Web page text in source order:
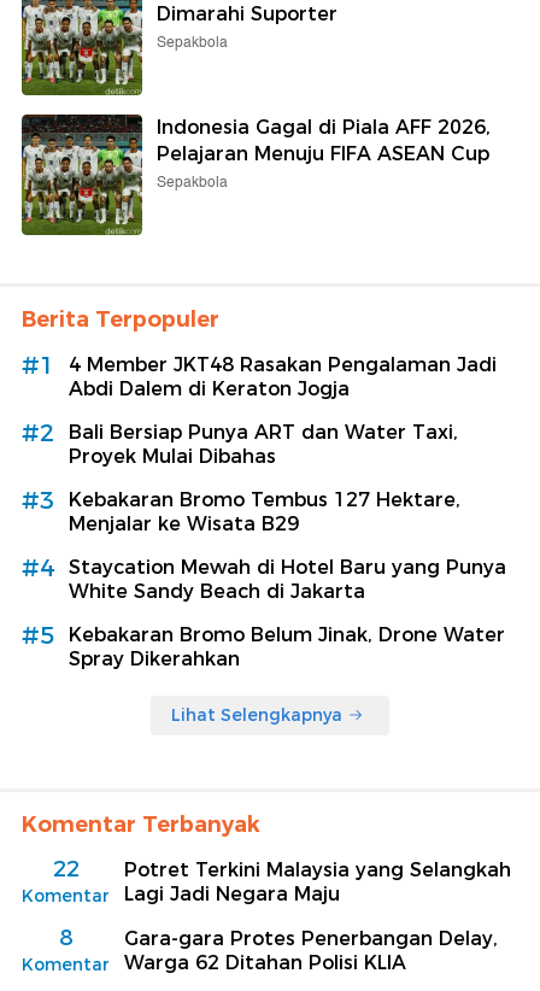
Dimarahi Suporter
Sepakbola
Indonesia Gagal di Piala AFF 2026,
Pelajaran Menuju FIFA ASEAN Cup
Sepakbola
Berita Terpopuler
#1
4 Member JKT48 Rasakan Pengalaman Jadi
Abdi Dalem di Keraton Jogja
#2
Bali Bersiap Punya ART dan Water Taxi,
Proyek Mulai Dibahas
#3
Kebakaran Bromo Tembus 127 Hektare,
Menjalar ke Wisata B29
#4
Staycation Mewah di Hotel Baru yang Punya
White Sandy Beach di Jakarta
#5
Kebakaran Bromo Belum Jinak, Drone Water
Spray Dikerahkan
Lihat Selengkapnya
Komentar Terbanyak
22
Komentar
Potret Terkini Malaysia yang Selangkah
Lagi Jadi Negara Maju
8
Komentar
Gara-gara Protes Penerbangan Delay,
Warga 62 Ditahan Polisi KLIA